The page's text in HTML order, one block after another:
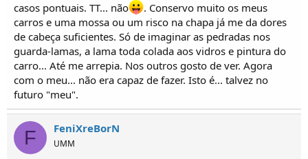
cima da chapa nada mais. É barulhento tens de elevar a voz para falar com o pendura o
volume do rádio anda acima do volume normal dum carro para "abafar" os barulhos.
Mas falas na boa com o pendura.
A nível de travagem tenho disco nas 4 rodas, uso pneus grandes diariamente, ou os Bf 265
85 r16 ou então os Silverstone MT 117 35 10.5 r16.
O WB não trava como a minha mercedes mas trava. Se carregar no pedal a fundo ele
reage de imediato e trava.
Não tem ABS nem ESP e por vezes temos de compensar com a direcção ou para a
esquerda ou para a direita. Não é logo que carregas no pedal mas ao fim de uns metros por
vezes tens de compensar direcção.
casos pontuais. TT... não
. Conservo muito os meus
carros e uma mossa ou um risco na chapa já me da dores
de cabeça suficientes. Só de imaginar as pedradas nos
guarda-lamas, a lama toda colada aos vidros e pintura do
carro... Até me arrepia. Nos outros gosto de ver. Agora
com o meu... não era capaz de fazer. Isto é... talvez no
futuro "meu".
F FeniXreBorN
UMM